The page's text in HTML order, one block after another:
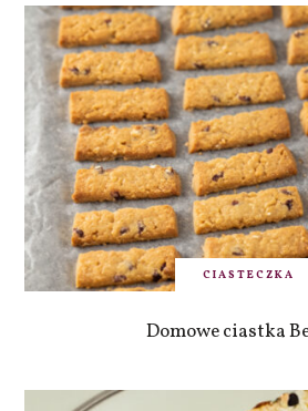
CIASTECZKA
Domowe ciastka